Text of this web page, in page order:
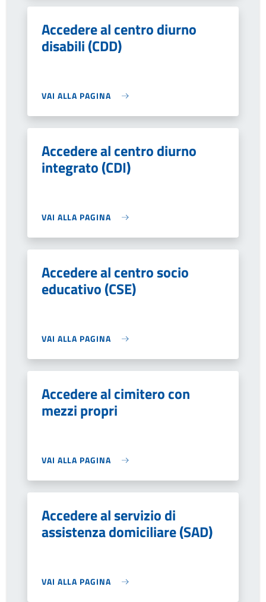
Accedere al centro diurno
disabili (CDD)
VAI ALLA PAGINA
Accedere al centro diurno
integrato (CDI)
VAI ALLA PAGINA
Accedere al centro socio
educativo (CSE)
VAI ALLA PAGINA
Accedere al cimitero con
mezzi propri
VAI ALLA PAGINA
Accedere al servizio di
assistenza domiciliare (SAD)
VAI ALLA PAGINA